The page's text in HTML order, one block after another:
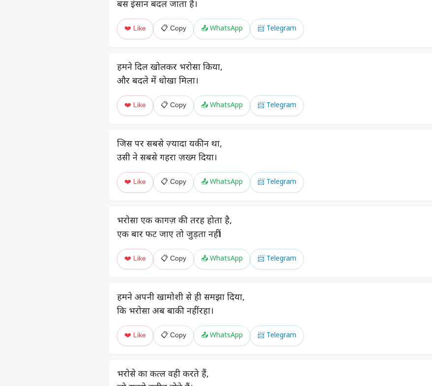
बस इंसान बदल जाता है।
❤️ Like 📋 Copy 📤 WhatsApp 📨 Telegram
हमने दिल खोलकर भरोसा किया,
और बदले में धोखा मिला।
❤️ Like 📋 Copy 📤 WhatsApp 📨 Telegram
जिस पर सबसे ज़्यादा यकीन था,
उसी ने सबसे गहरा ज़ख्म दिया।
❤️ Like 📋 Copy 📤 WhatsApp 📨 Telegram
भरोसा एक कागज़ की तरह होता है,
एक बार फट जाए तो जुड़ता नहीं।
❤️ Like 📋 Copy 📤 WhatsApp 📨 Telegram
हमने अपनी खामोशी से ही समझा दिया,
कि भरोसा अब बाकी नहीं रहा।
❤️ Like 📋 Copy 📤 WhatsApp 📨 Telegram
भरोसे का कत्ल वही करते हैं,